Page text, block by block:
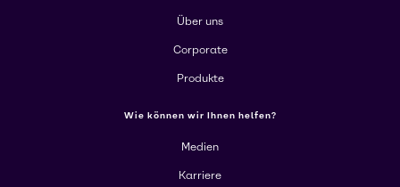
Über uns
Corporate
Produkte
Wie können wir Ihnen helfen?
Medien
Karriere